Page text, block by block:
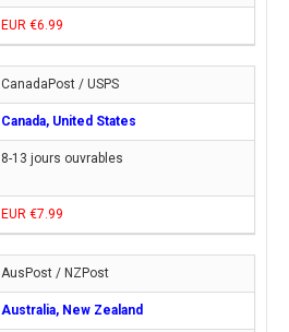
EUR €6.99
CanadaPost / USPS
Canada, United States
8-13 jours ouvrables
EUR €7.99
AusPost / NZPost
Australia, New Zealand